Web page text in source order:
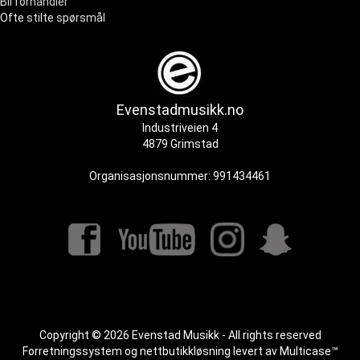
Ofte stilte spørsmål
Evenstadmusikk.no
Industriveien 4
4879 Grimstad
Organisasjonsnummer: 991434461
Copyright © 2026 Evenstad Musikk - All rights reserved
Forretningssystem og nettbutikkløsning levert av Multicase™